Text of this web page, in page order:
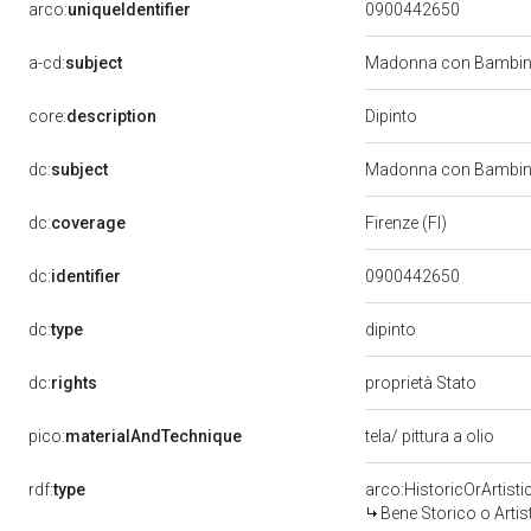
arco:uniqueIdentifier 0900442650
a-cd:subject Madonna con
core:description Dipinto
dc:subject Madonna con
dc:coverage Firenze (FI)
dc:identifier 0900442650
dc:type dipinto
dc:rights proprietà Stato
pico:materialAndTechnique tela/ pittura a olio
rdf:type
Bene Storico o